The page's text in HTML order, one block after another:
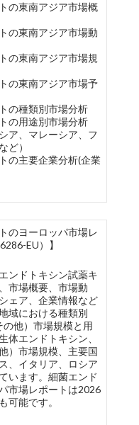
の東南アジア市場概
の東南アジア市場動
の東南アジア市場規
の東南アジア市場予
の種類別市場分析
の用途別市場分析
ア、マレーシア、フ
ど）
の主要企業分析(企業
のヨーロッパ市場レ
EU）】
ンドトキシン試薬キ
市場概要、市場動
ェア、企業情報など
域における種類別
の他）市場規模と用
体エンドトキシン、
）市場規模、主要国
、イタリア、ロシア
います。細菌エンド
市場レポートは2026
可能です。